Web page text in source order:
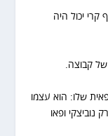
קרי יכול היה
קבוצה.
שלו: הוא עצמו
נוביצקי ופאו